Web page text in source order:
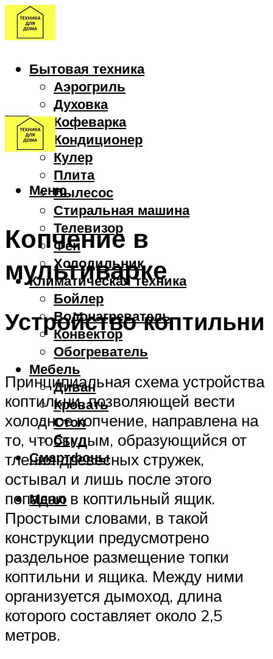
Бытовая техника
Аэрогриль
Духовка
Кофеварка
Кондиционер
Кулер
Плита
Пылесос
Стиральная машина
Телевизор
Фен
Холодильник
Климатическая техника
Бойлер
Водонагреватель
Конвектор
Обогреватель
Мебель
Диван
Кровать
Стол
Стул
Смартфоны
Меню
Меню
Копчение в
мультиварке
Устройство коптильни
Принципиальная схема устройства
коптильни, позволяющей вести
холодное копчение, направлена на
то, чтобы дым, образующийся от
тления древесных стружек,
остывал и лишь после этого
попадал в коптильный ящик.
Простыми словами, в такой
конструкции предусмотрено
раздельное размещение топки
коптильни и ящика. Между ними
организуется дымоход, длина
которого составляет около 2,5
метров.